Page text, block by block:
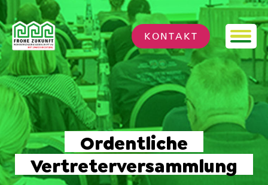
KONTAKT
Ordentliche
Ordentliche
Vertreterversammlung